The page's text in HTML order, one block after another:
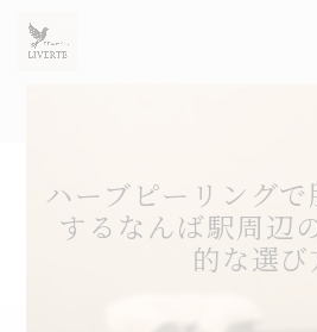
ハーブピーリングで
するなんば駅周辺
的な選び